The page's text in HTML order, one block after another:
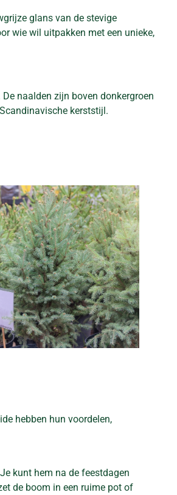
glans van de stevige
wie wil uitpakken met een unieke,
naalden zijn boven donkergroen
kerststijl.
hebben hun voordelen,
kunt hem na de feestdagen
de boom in een ruime pot of